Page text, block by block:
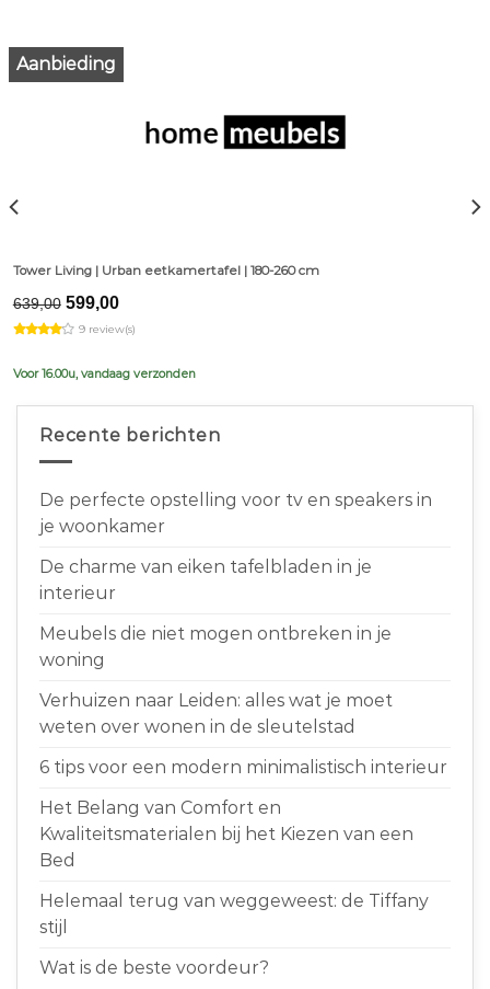
Aanbieding
Tower Living | Urban eetkamertafel | 180-260 cm
639,00 Original
price
was:
599,00Current
is:
9 review(s)
Voor 16.00u, vandaag verzonden
Recente berichten
De perfecte opstelling voor tv en speakers in
je woonkamer
De charme van eiken tafelbladen in je
interieur
Meubels die niet mogen ontbreken in je
woning
Verhuizen naar Leiden: alles wat je moet
weten over wonen in de sleutelstad
6 tips voor een modern minimalistisch interieur
Het Belang van Comfort en
Kwaliteitsmaterialen bij het Kiezen van een
Bed
Helemaal terug van weggeweest: de Tiffany
stijl
Wat is de beste voordeur?